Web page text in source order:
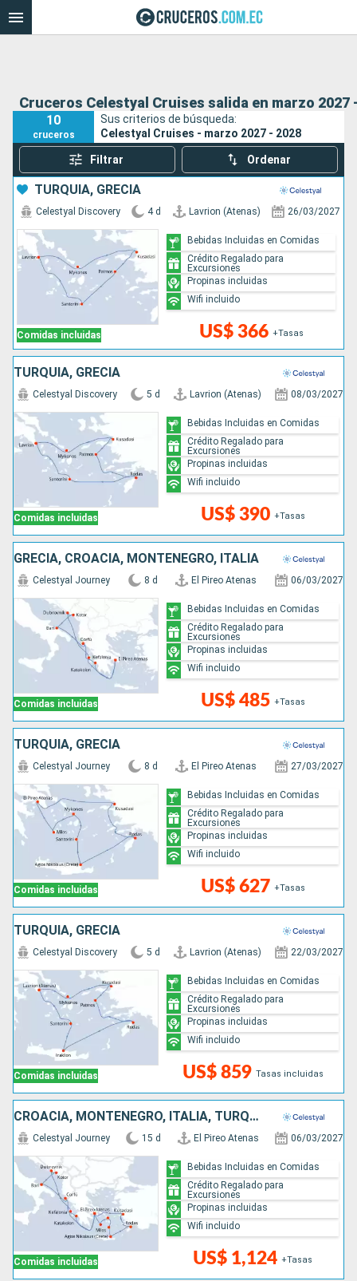
Cruceros Celestyal Cruises salida en marzo 2027
10
cruceros
Sus criterios de búsqueda:
Celestyal Cruises - marzo 2027 - 2028
Filtrar Ordenar
TURQUÍA, GRECIA
Comidas incluidas
Celestyal Discovery 4 d Lavrion (Atenas) 26/03/2027
US$ 366 +Tasas
Bebidas Incluidas en Comidas
Crédito Regalado para
Excursiones
Propinas incluidas
Wifi incluido
TURQUÍA, GRECIA
Comidas incluidas
Celestyal Discovery 5 d Lavrion (Atenas) 08/03/2027
US$ 390 +Tasas
Bebidas Incluidas en Comidas
Crédito Regalado para
Excursiones
Propinas incluidas
Wifi incluido
GRECIA, CROACIA, MONTENEGRO, ITALIA
Comidas incluidas
Celestyal Journey 8 d El Pireo Atenas 06/03/2027
US$ 485 +Tasas
Bebidas Incluidas en Comidas
Crédito Regalado para
Excursiones
Propinas incluidas
Wifi incluido
TURQUÍA, GRECIA
Comidas incluidas
Celestyal Journey 8 d El Pireo Atenas 27/03/2027
US$ 627 +Tasas
Bebidas Incluidas en Comidas
Crédito Regalado para
Excursiones
Propinas incluidas
Wifi incluido
TURQUÍA, GRECIA
Comidas incluidas
Celestyal Discovery 5 d Lavrion (Atenas) 22/03/2027
US$ 859 Tasas incluidas
Bebidas Incluidas en Comidas
Crédito Regalado para
Excursiones
Propinas incluidas
Wifi incluido
CROACIA, MONTENEGRO, ITALIA, TURQUÍA, GRECIA
Comidas incluidas
Celestyal Journey 15 d El Pireo Atenas 06/03/2027
US$ 1,124 +Tasas
Bebidas Incluidas en Comidas
Crédito Regalado para
Excursiones
Propinas incluidas
Wifi incluido